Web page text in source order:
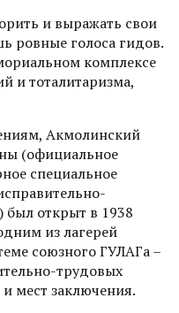
и выражать свои
ровные голоса гидов.
комплексе
и тоталитаризма,
Акмолинский
(официальное
специальное
открыт в 1938
из лагерей
союзного ГУЛАГа –
трудовых
мест заключения.